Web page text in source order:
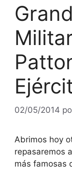
02/05/2014
Abrimos hoy
repasaremos
más famosas